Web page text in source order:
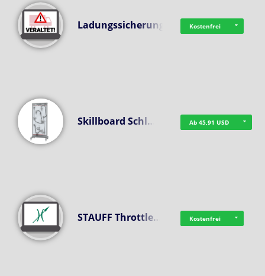
Ladungssicherung Kostenfrei
Skillboard Schl… Ab 45,91 USD
STAUFF Throttle… Kostenfrei